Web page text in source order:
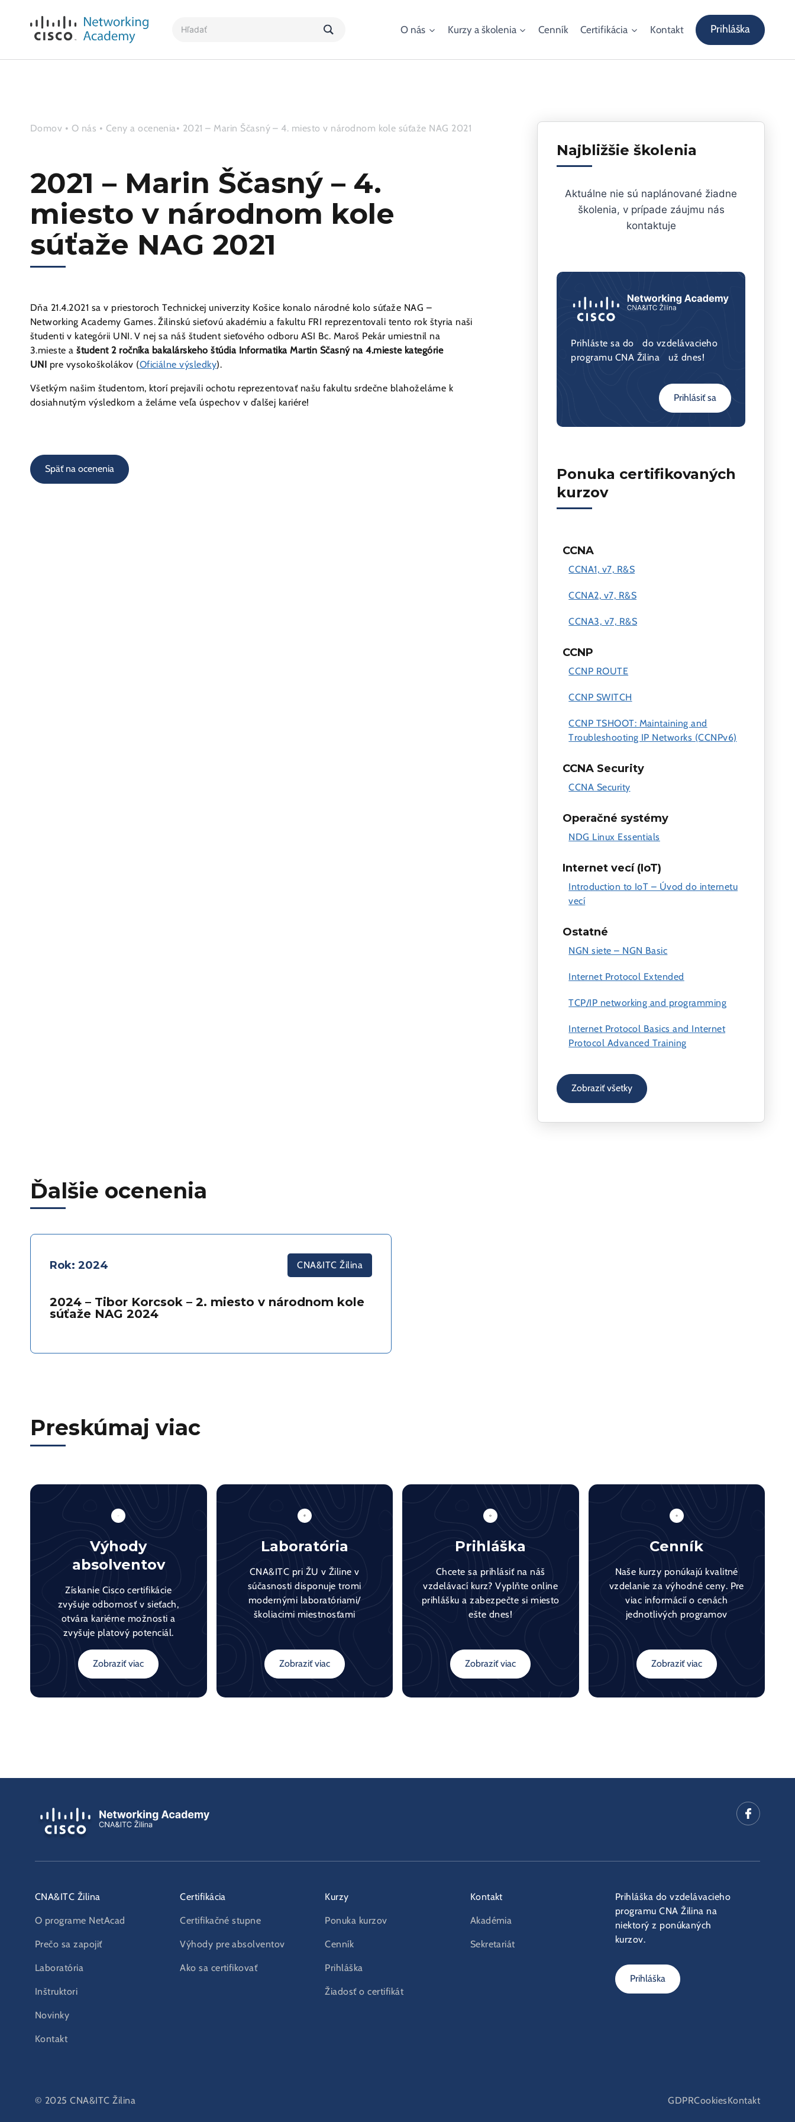
content
Search
O nás Kurzy a školenia Cenník Certifikácia Kontakt Prihláška
Domov • O nás • Ceny a ocenenia• 2021 – Marin Ščasný – 4. miesto v národnom kole súťaže NAG 2021
2021 – Marin Ščasný – 4.
miesto v národnom kole
súťaže NAG 2021
Dňa 21.4.2021 sa v priestoroch Technickej univerzity Košice konalo národné kolo súťaže NAG –
Networking Academy Games. Žilinskú sieťovú akadémiu a fakultu FRI reprezentovali tento rok štyria naši
študenti v kategórii UNI. V nej sa náš študent sieťového odboru ASI Bc. Maroš Pekár umiestnil na
3.mieste aštudent 2 ročníka bakalárskeho štúdia Informatika Martin Ščasný na 4.mieste kategórie
UNI
pre vysokoškolákov (Oficiálne výsledky).
Všetkým našim študentom, ktorí prejavili ochotu reprezentovať našu fakultu srdečne blahoželáme k
dosiahnutým výsledkom a želáme veľa úspechov v ďalšej kariére!
Späť na ocenenia
Najbližšie školenia
Aktuálne nie sú naplánované žiadne
školenia, v prípade záujmu nás
kontaktuje
Prihláste sa do do vzdelávacieho
programu CNA Žilina už dnes!
Prihlásiť sa
Ponuka certifikovaných
kurzov
CCNA
CCNA1, v7, R&S
CCNA2, v7, R&S
CCNA3, v7, R&S
CCNP
CCNP ROUTE
CCNP SWITCH
CCNP TSHOOT: Maintaining and
Troubleshooting IP Networks (CCNPv6)
CCNA Security
CCNA Security
Operačné systémy
NDG Linux Essentials
Internet vecí (IoT)
Introduction to IoT – Úvod do internetu
vecí
Ostatné
NGN siete – NGN Basic
Internet Protocol Extended
TCP/IP networking and programming
Internet Protocol Basics and Internet
Protocol Advanced Training
Zobraziť všetky
Ďalšie ocenenia
Rok: 2024 CNA&ITC Žilina
2024 – Tibor Korcsok – 2. miesto v národnom kole
súťaže NAG 2024
Preskúmaj viac
Výhody
absolventov
Získanie Cisco certifikácie
zvyšuje odbornosť v sieťach,
otvára kariérne možnosti a
zvyšuje platový potenciál.
Zobraziť viac
Laboratória
CNA&ITC pri ŽU v Žiline v
súčasnosti disponuje tromi
modernými laboratóriami/
školiacimi miestnosťami
Zobraziť viac
Prihláška
Chcete sa prihlásiť na náš
vzdelávací kurz? Vyplňte online
prihlášku a zabezpečte si miesto
ešte dnes!
Zobraziť viac
Cenník
Naše kurzy ponúkajú kvalitné
vzdelanie za výhodné ceny. Pre
viac informácií o cenách
jednotlivých programov
Zobraziť viac
CNA&ITC Žilina
O programe NetAcad
Prečo sa zapojiť
Laboratória
Inštruktori
Novinky
Kontakt
Certifikácia
Certifikačné stupne
Výhody pre absolventov
Ako sa certifikovať
Kurzy
Ponuka kurzov
Cenník
Prihláška
Žiadosť o certifikát
Kontakt
Akadémia
Sekretariát
Prihláška do vzdelávacieho
programu CNA Žilina na
niektorý z ponúkaných
kurzov.
Prihláška
© 2025 CNA&ITC Žilina Kontakt
Cookies
GDPR